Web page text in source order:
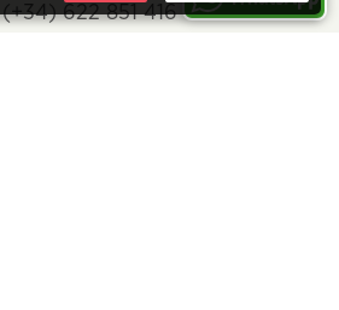
(+34) 622 851 416